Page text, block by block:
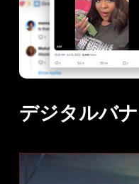
デジタルバ